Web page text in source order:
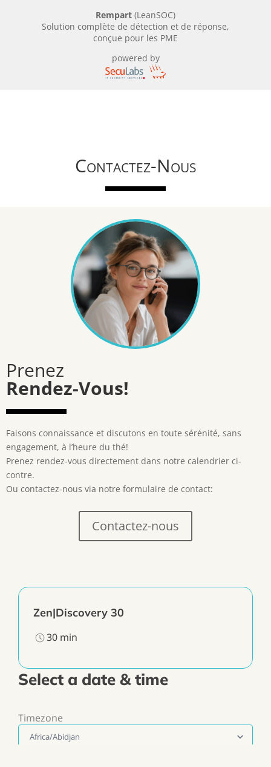
Rempart (LeanSOC)
Solution complète de détection et de réponse,
conçue pour les PME
powered by
Contactez-Nous
Prenez
Rendez-Vous!
Faisons connaissance et discutons en toute sérénité, sans
engagement, à l’heure du thé!
Prenez rendez-vous directement dans notre calendrier ci-
contre.
Ou contactez-nous via notre formulaire de contact:
Contactez-nous